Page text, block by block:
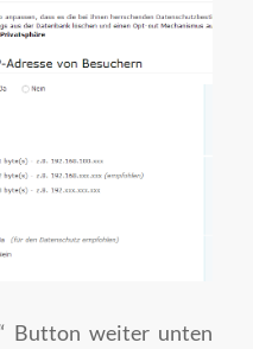
Button weiter unten